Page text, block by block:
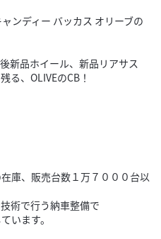
ンディー バッカス オリーブの
新品ホイール、新品リアサス
る、OLIVEのCB！
庫、販売台数１万７０００台以
術で行う納車整備で
います。